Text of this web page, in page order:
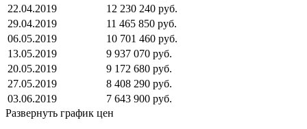
22.04.2019
12 230 240 руб.
29.04.2019
11 465 850 руб.
06.05.2019
10 701 460 руб.
13.05.2019
9 937 070 руб.
20.05.2019
9 172 680 руб.
27.05.2019
8 408 290 руб.
03.06.2019
7 643 900 руб.
Развернуть график цен